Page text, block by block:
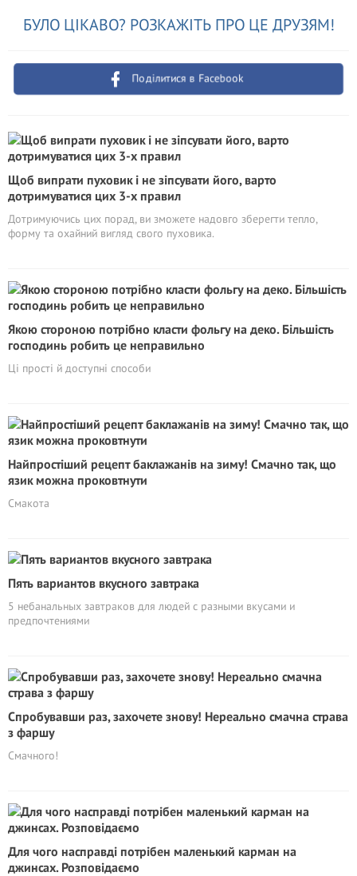
БУЛО ЦІКАВО? РОЗКАЖІТЬ ПРО ЦЕ ДРУЗЯМ!
Поділитися в Facebook
Щоб випрати пуховик і не зіпсувати його, варто
дотримуватися цих 3-х правил
Дотримуючись цих порад, ви зможете надовго зберегти тепло,
форму та охайний вигляд свого пуховика.
Якою стороною потрібно класти фольгу на деко. Більшість
господинь робить це неправильно
Ці прості й доступні способи
Найпростіший рецепт баклажанів на зиму! Смачно так, що
язик можна проковтнути
Смакота
Пять вариантов вкусного завтрака
5 небанальных завтраков для людей с разными вкусами и
предпочтениями
Спробувавши раз, захочете знову! Нереально смачна страва
з фаршу
Смачного!
Для чого насправді потрібен маленький карман на
джинсах. Розповідаємо